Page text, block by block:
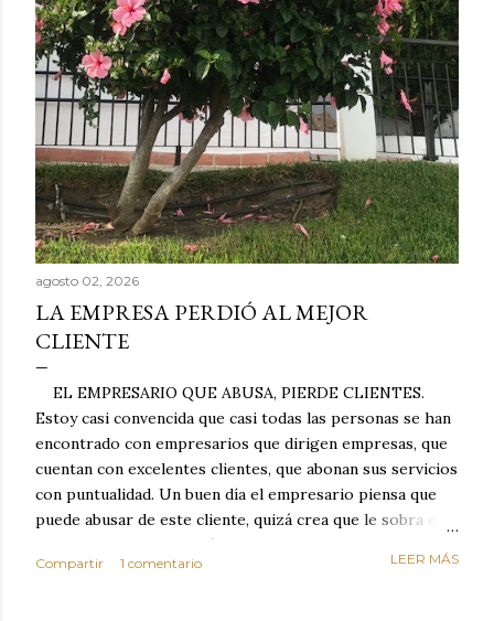
agosto 02, 2026
LA EMPRESA PERDIÓ AL MEJOR
CLIENTE
EL EMPRESARIO QUE ABUSA, PIERDE CLIENTES.
Estoy casi convencida que casi todas las personas se han
encontrado con empresarios que dirigen empresas, que
cuentan con excelentes clientes, que abonan sus servicios
con puntualidad. Un buen día el empresario piensa que
puede abusar de este cliente, quizá crea que le sobra el
dinero porque la mayoría de los otros pagan mal y
tarde y en ocasiones ni abonan los servicios. Cuando una
Compartir 1 comentario LEER MÁS